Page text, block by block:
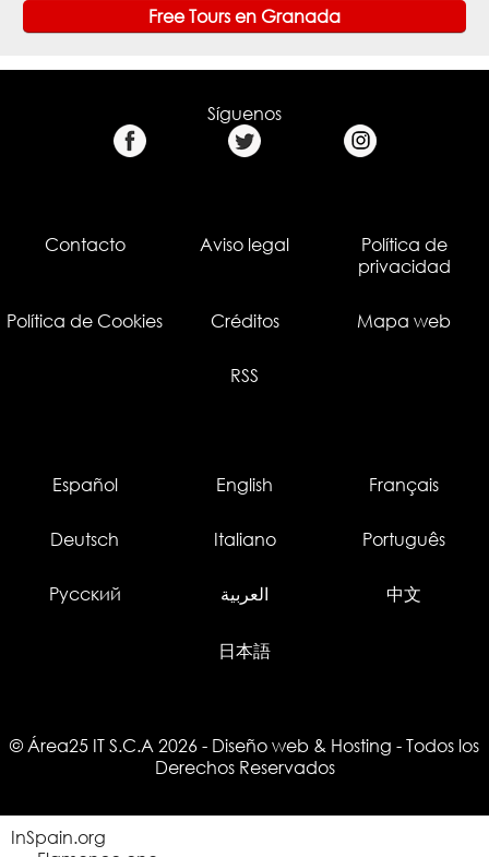
Free Tours en Granada
Síguenos
Contacto Aviso legal
Política de
privacidad
Política de Cookies Créditos Mapa web
RSS
Español English Français
Deutsch Italiano Português
Русский العربية 中文
日本語
© Área25 IT S.C.A 2026 - Diseño web & Hosting - Todos los
Derechos Reservados
InSpain.org